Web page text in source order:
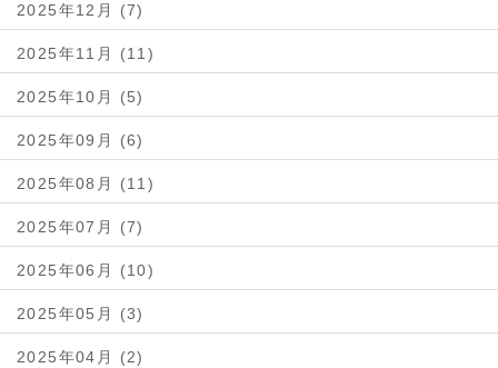
2025年12月 (7)
2025年11月 (11)
2025年10月 (5)
2025年09月 (6)
2025年08月 (11)
2025年07月 (7)
2025年06月 (10)
2025年05月 (3)
2025年04月 (2)